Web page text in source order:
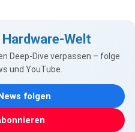
Welt
Deep-Dive verpassen – folge
und YouTube.
folgen